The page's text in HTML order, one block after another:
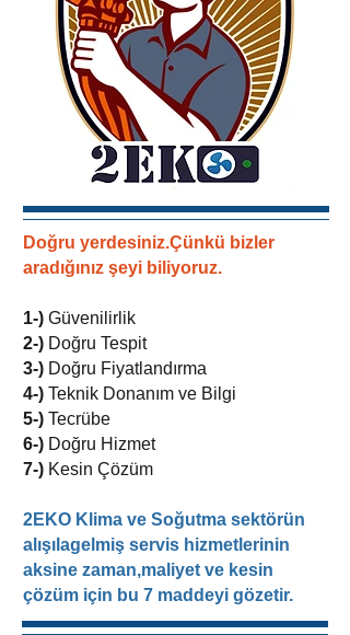
Doğru yerdesiniz.Çünkü bizler
aradığınız şeyi biliyoruz.
1-) Güvenilirlik
2-) Doğru Tespit
3-) Doğru Fiyatlandırma
4-) Teknik Donanım ve Bilgi
5-) Tecrübe
6-) Doğru Hizmet
7-) Kesin Çözüm
2EKO Klima ve Soğutma sektörün
alışılagelmiş servis hizmetlerinin
aksine zaman,maliyet ve kesin
çözüm için bu 7 maddeyi gözetir.